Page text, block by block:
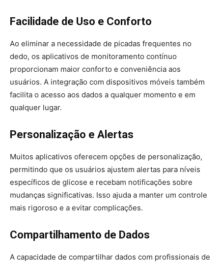
Facilidade de Uso e Conforto
Ao eliminar a necessidade de picadas frequentes no
dedo, os aplicativos de monitoramento contínuo
proporcionam maior conforto e conveniência aos
usuários. A integração com dispositivos móveis também
facilita o acesso aos dados a qualquer momento e em
qualquer lugar.
Personalização e Alertas
Muitos aplicativos oferecem opções de personalização,
permitindo que os usuários ajustem alertas para níveis
específicos de glicose e recebam notificações sobre
mudanças significativas. Isso ajuda a manter um controle
mais rigoroso e a evitar complicações.
Compartilhamento de Dados
A capacidade de compartilhar dados com profissionais de